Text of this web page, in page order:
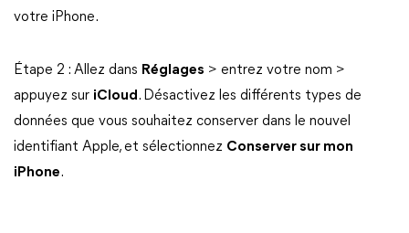
votre iPhone.
Étape 2 : Allez dans Réglages > entrez votre nom >
appuyez sur iCloud. Désactivez les différents types de
données que vous souhaitez conserver dans le nouvel
identifiant Apple, et sélectionnez Conserver sur mon
iPhone.